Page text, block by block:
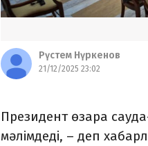
Рүстем Нүркенов
21/12/2025 23:02
Президент өзара
мәлімдеді, – деп